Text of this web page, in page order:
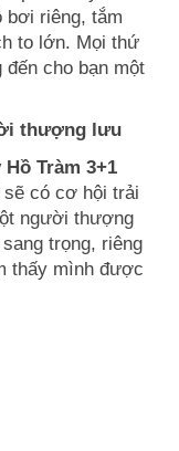
bơi riêng, tắm
to lớn. Mọi thứ
cho bạn một
thượng lưu
Tràm 3+1
sẽ có cơ hội trải
người thượng
trọng, riêng
thấy mình được